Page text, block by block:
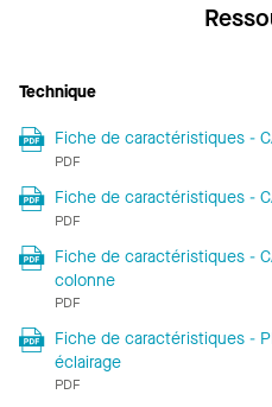
Technique
Fiche de caractéristiques -
PDF
Fiche de caractéristiques -
PDF
Fiche de caractéristiques -
colonne
PDF
Fiche de caractéristiques -
éclairage
PDF